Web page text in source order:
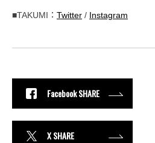
■TAKUMI： Twitter / Instagram
Facebook SHARE
X SHARE